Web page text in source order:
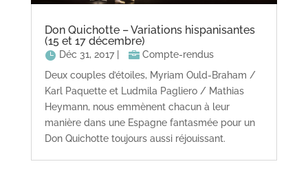
Don Quichotte – Variations hispanisantes
(15 et 17 décembre)
Déc 31, 2017|
Compte-rendus
Deux couples d’étoiles, Myriam Ould-Braham /
Karl Paquette et Ludmila Pagliero / Mathias
Heymann, nous emmènent chacun à leur
manière dans une Espagne fantasmée pour un
Don Quichotte toujours aussi réjouissant.